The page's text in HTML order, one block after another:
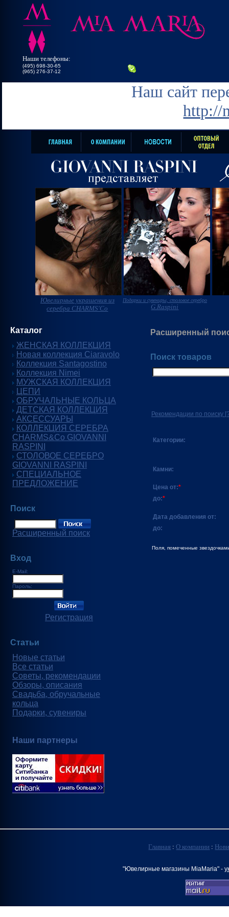
Наши телефоны:
(495) 698-30-65
(965) 276-37-12
Наш сайт
http://
Ювелирные украшения из
серебра CHARMS'Co
Подарки и сувениры, столовое серебро
G.Raspini
Каталог
ЖЕНСКАЯ КОЛЛЕКЦИЯ
Новая коллекция Ciaravolo
Коллекция Santagostino
Коллекция Nimei
МУЖСКАЯ КОЛЛЕКЦИЯ
ЦЕПИ
ОБРУЧАЛЬНЫЕ КОЛЬЦА
ДЕТСКАЯ КОЛЛЕКЦИЯ
АКСЕССУАРЫ
КОЛЛЕКЦИЯ СЕРЕБРА
CHARMS&Co GIOVANNI
RASPINI
СТОЛОВОЕ СЕРЕБРО
GIOVANNI RASPINI
СПЕЦИАЛЬНОЕ
ПРЕДЛОЖЕНИЕ
Поиск
Расширенный поиск
Вход
E-Mail:
Пароль:
Регистрация
Статьи
Новые статьи
Все статьи
Советы, рекомендации
Обзоры, описания
Свадьба, обручальные
кольца
Подарки, сувениры
Наши партнеры
Расширенный
Поиск товаров
Рекомендации по поиску
Категории:
Камни:
Цена от:*
до:*
Дата добавления от:
до:
Поля, помеченные
Главная :О компании :
"Ювелирные магазины MiaMaria" -